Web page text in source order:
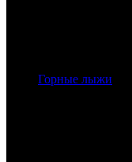
Горные лыжи